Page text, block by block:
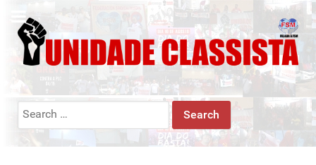
Search